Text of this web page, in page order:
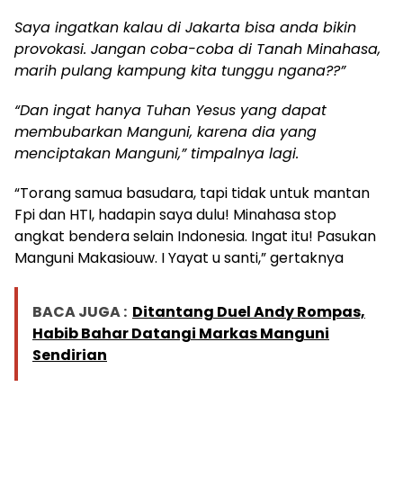
Saya ingatkan kalau di Jakarta bisa anda bikin
provokasi. Jangan coba-coba di Tanah Minahasa,
marih pulang kampung kita tunggu ngana??”
“Dan ingat hanya Tuhan Yesus yang dapat
membubarkan Manguni, karena dia yang
menciptakan Manguni,” timpalnya lagi.
“Torang samua basudara, tapi tidak untuk mantan
Fpi dan HTI, hadapin saya dulu! Minahasa stop
angkat bendera selain Indonesia. Ingat itu! Pasukan
Manguni Makasiouw. I Yayat u santi,” gertaknya
BACA JUGA : Ditantang Duel Andy Rompas,
Habib Bahar Datangi Markas Manguni
Sendirian